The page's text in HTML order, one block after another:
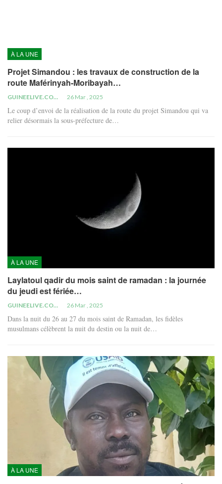
À LA UNE
Projet Simandou : les travaux de construction de la
route Maférinyah-Moribayah…
GUINEELIVE.COM 26 Mar , 2025
Le coup d’envoi de la réalisation de la route du projet Simandou qui va
relier désormais la sous-préfecture de…
À LA UNE
Laylatoul qadir du mois saint de ramadan : la journée
du jeudi est fériée…
GUINEELIVE.COM 26 Mar , 2025
Dans la nuit du 26 au 27 du mois saint de Ramadan, les fidèles
musulmans célèbrent la nuit du destin ou la nuit de…
À LA UNE